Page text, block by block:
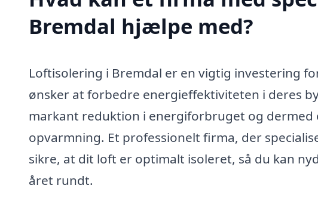
Bremdal hjælpe med?
Loftisolering i Bremdal er en vigtig investering
ønsker at forbedre energieffektiviteten i deres
markant reduktion i energiforbruget og dermed
opvarmning. Et professionelt firma, der
sikre, at dit loft er optimalt isoleret, så du kan
året rundt.